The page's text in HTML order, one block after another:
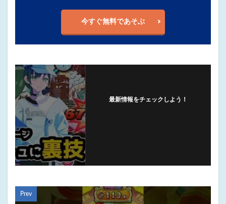
今すぐ無料であそぶ
最新情報をチェックしよう！
Prev